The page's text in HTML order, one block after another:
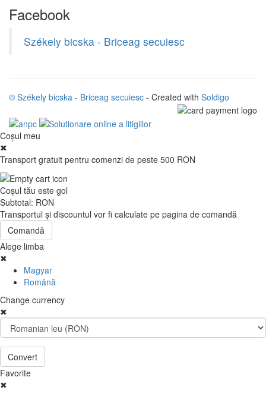
Facebook
Székely bicska - Briceag secuiesc
© Székely bicska - Briceag secuiesc - Created with Soldigo
Coşul meu
✖
Transport gratuit pentru comenzi de peste 500 RON
Coşul tău este gol
Subtotal: RON
Transportul şi discountul vor fi calculate pe pagina de comandă
Comandă
Alege limba
✖
Magyar
Română
Change currency
✖
Convert
Favorite
✖